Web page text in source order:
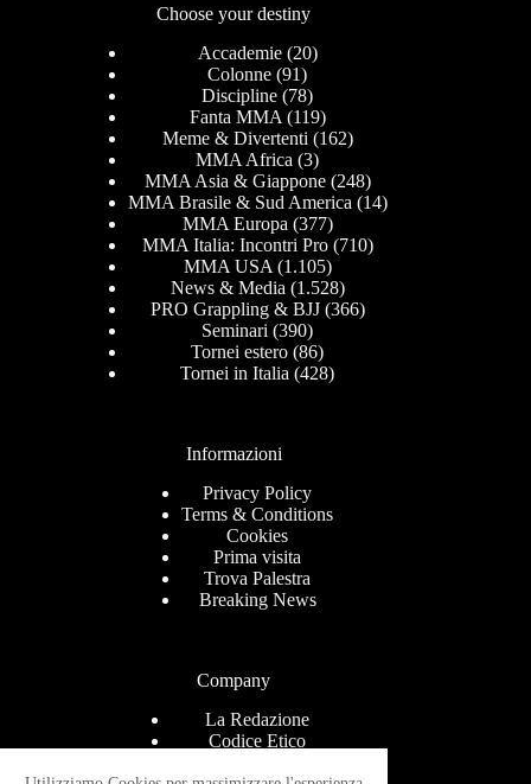
Choose your destiny
Accademie(20)
Colonne (91)
Discipline (78)
Fanta MMA (119)
Meme & Divertenti (162)
MMA Africa (3)
MMA Asia & Giappone(248)
MMA Brasile & Sud America (14)
MMA Europa (377)
MMA Italia: Incontri Pro(710)
MMA USA (1.105)
News & Media (1.528)
PRO Grappling & BJJ(366)
Seminari (390)
Tornei estero (86)
Tornei in Italia (428)
Informazioni
Privacy Policy
Terms & Conditions
Cookies
Prima visita
Trova Palestra
Breaking News
Company
La Redazione
Codice Etico